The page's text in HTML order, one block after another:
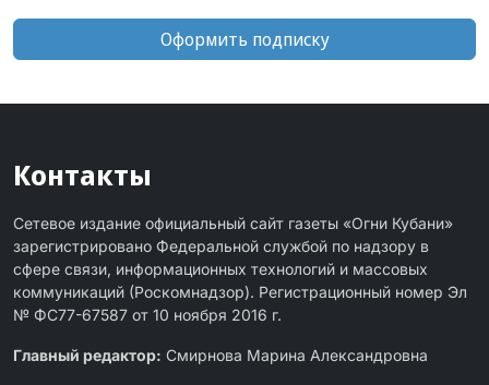
Оформить подписку
Контакты
Сетевое издание официальный сайт газеты «Огни Кубани»
зарегистрировано Федеральной службой по надзору в
сфере связи, информационных технологий и массовых
коммуникаций (Роскомнадзор). Регистрационный номер Эл
№ ФС77-67587 от 10 ноября 2016 г.
Главный редактор: Смирнова Марина Александровна